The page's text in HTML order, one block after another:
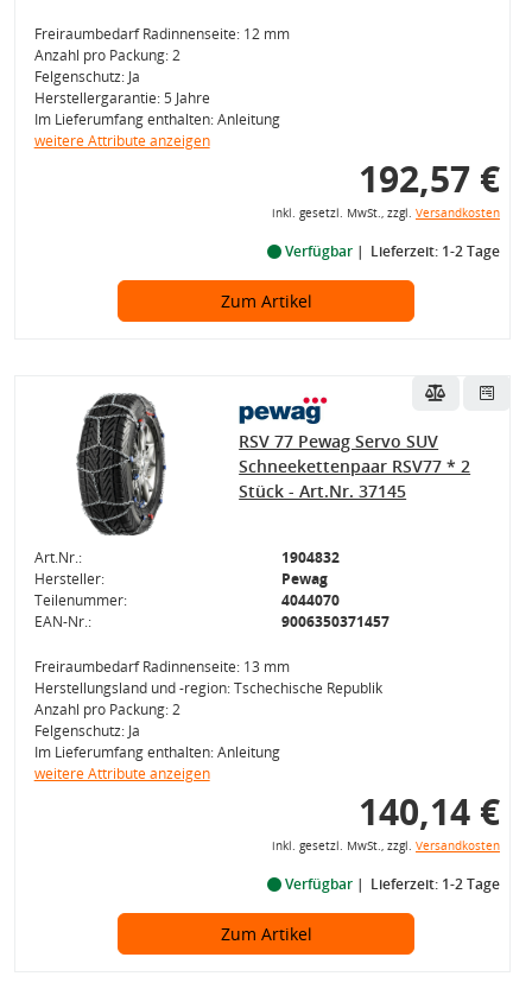
Freiraumbedarf Radinnenseite: 12 mm
Anzahl pro Packung: 2
Felgenschutz: Ja
Herstellergarantie: 5 Jahre
Im Lieferumfang enthalten: Anleitung
weitere Attribute anzeigen
192,57 €
inkl. gesetzl. MwSt., zzgl. Versandkosten
Verfügbar Lieferzeit: 1-2 Tage
Zum Artikel
RSV 77 Pewag Servo SUV
Schneekettenpaar RSV77 * 2
Stück - Art.Nr. 37145
Art.Nr.:
1904832
Hersteller:
Pewag
Teilenummer:
4044070
EAN-Nr.:
9006350371457
Freiraumbedarf Radinnenseite: 13 mm
Herstellungsland und -region: Tschechische Republik
Anzahl pro Packung: 2
Felgenschutz: Ja
Im Lieferumfang enthalten: Anleitung
weitere Attribute anzeigen
140,14 €
inkl. gesetzl. MwSt., zzgl. Versandkosten
Verfügbar Lieferzeit: 1-2 Tage
Zum Artikel